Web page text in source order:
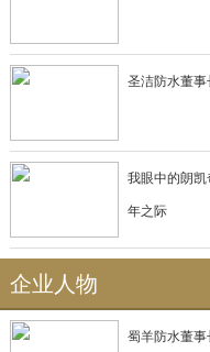
圣洁防水董事
我眼中的朗
年之际
企业人物
蜀羊防水董事